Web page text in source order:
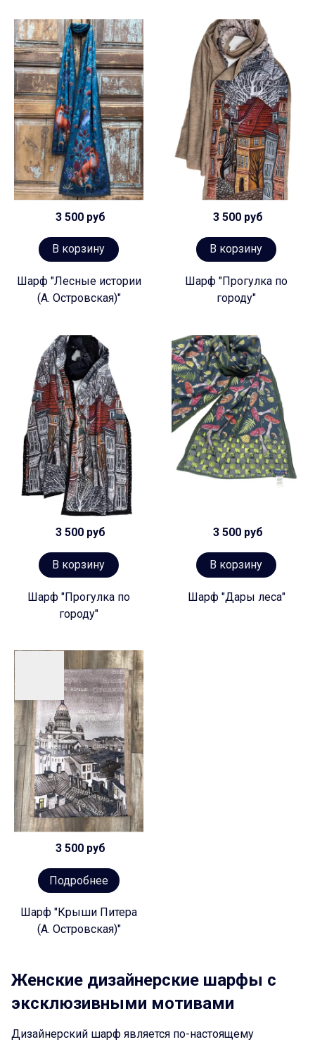
3 500 руб
В корзину
Шарф "Лесные истории
(А. Островская)"
3 500 руб
В корзину
Шарф "Прогулка по
городу"
3 500 руб
В корзину
Шарф "Прогулка по
городу"
3 500 руб
В корзину
Шарф "Дары леса"
3 500 руб
Подробнее
Шарф "Крыши Питера
(А. Островская)"
Женские дизайнерские шарфы с
эксклюзивными мотивами
Дизайнерский шарф является по-настоящему